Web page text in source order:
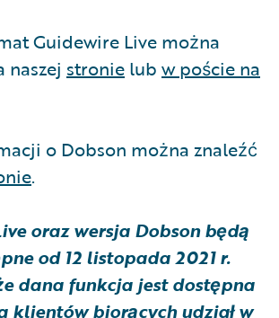
Guidewire Live można
naszej stronie lub w poście na
o Dobson można znaleźć
.
oraz wersja Dobson będą
od 12 listopada 2021 r.
dana funkcja jest dostępna
klientów biorących udział w